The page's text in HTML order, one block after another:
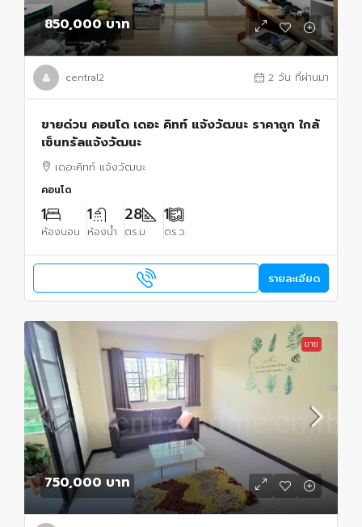
850,000 บาท
central2 2 วัน ที่ผ่านมา
ขายด่วน คอนโด เดอะ คิทท์ แจ้งวัฒนะ ราคาถูก ใกล้
เซ็นทรัลแจ้งวัฒนะ
เดอะคิทท์ แจ้งวัฒนะ
คอนโด
1
ห้องนอน
1
ห้องน้ำ
28
ตร.ม.
1
ตร.ว.
รายละเอียด
ขาย
750,000 บาท